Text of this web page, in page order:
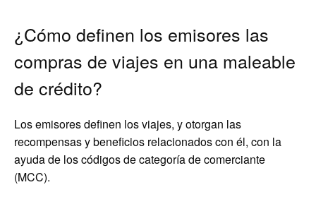
¿Cómo definen los emisores las
compras de viajes en una maleable
de crédito?
Los emisores definen los viajes, y otorgan las
recompensas y beneficios relacionados con él, con la
ayuda de los códigos de categoría de comerciante
(MCC).